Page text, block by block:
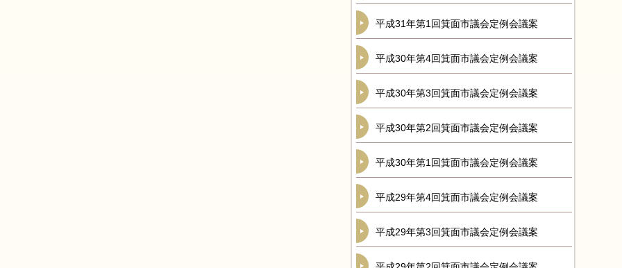
平成31年第1回箕面市議会定例会議案
平成30年第4回箕面市議会定例会議案
平成30年第3回箕面市議会定例会議案
平成30年第2回箕面市議会定例会議案
平成30年第1回箕面市議会定例会議案
平成29年第4回箕面市議会定例会議案
平成29年第3回箕面市議会定例会議案